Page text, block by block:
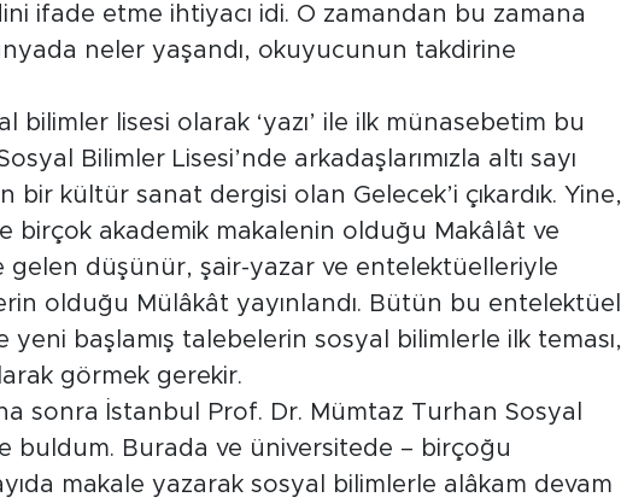
ifade etme ihtiyacı idi. O zamandan bu zamana
neler yaşandı, okuyucunun takdirine
bilimler lisesi olarak ‘yazı’ ile ilk münasebetim bu
Bilimler Lisesi’nde arkadaşlarımızla altı sayı
bir kültür sanat dergisi olan Gelecek’i çıkardık. Yine,
birçok akademik makalenin olduğu Makâlât ve
gelen düşünür, şair-yazar ve entelektüelleriyle
olduğu Mülâkât yayınlandı. Bütün bu entelektüel
yeni başlamış talebelerin sosyal bilimlerle ilk teması,
görmek gerekir.
sonra İstanbul Prof. Dr. Mümtaz Turhan Sosyal
buldum. Burada ve üniversitede – birçoğu
makale yazarak sosyal bilimlerle alâkam devam